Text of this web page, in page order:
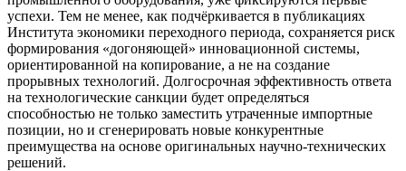
успехи. Тем не менее, как подчёркивается в публикациях
Института экономики переходного периода, сохраняется риск
формирования «догоняющей» инновационной системы,
ориентированной на копирование, а не на создание
прорывных технологий. Долгосрочная эффективность ответа
на технологические санкции будет определяться
способностью не только заместить утраченные импортные
позиции, но и сгенерировать новые конкурентные
преимущества на основе оригинальных научно-технических
решений.